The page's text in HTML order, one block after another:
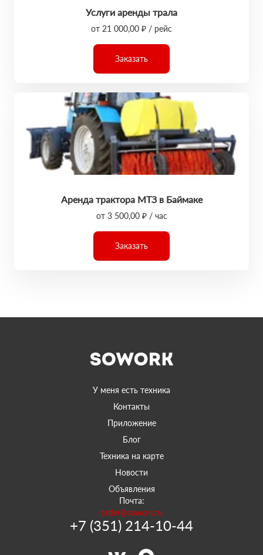
Услуги аренды трала
от 21 000,00 ₽ / рейс
Заказать
Аренда трактора МТЗ в Баймаке
от 3 500,00 ₽ / час
Заказать
У меня есть техника
Контакты
Приложение
Блог
Техника на карте
Новости
Объявления
Почта:
order@sowork.ru
+7 (351) 214-10-44